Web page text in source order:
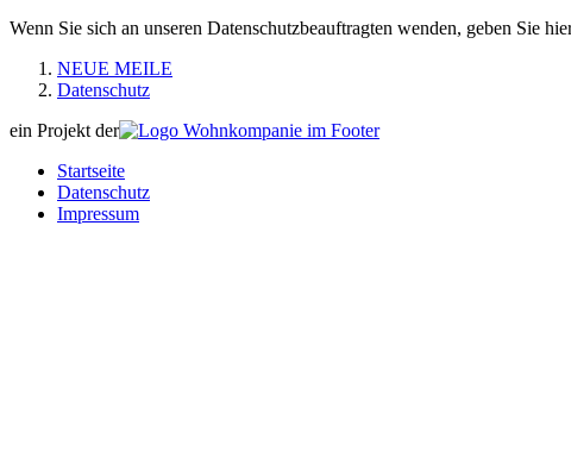
Wenn Sie sich an unseren Datenschutzbeauftragten wenden, geben Sie
NEUE MEILE
Datenschutz
ein Projekt der
Startseite
Datenschutz
Impressum